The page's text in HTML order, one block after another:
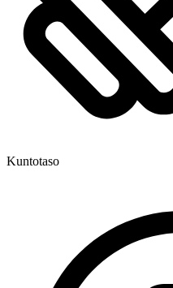
Kuntotaso